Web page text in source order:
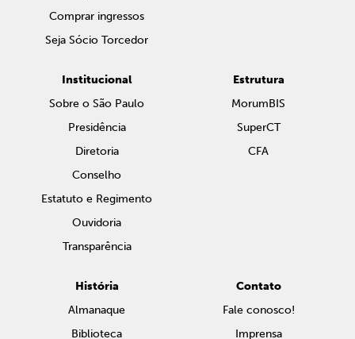
Comprar ingressos
Seja Sócio Torcedor
Institucional
Sobre o São Paulo
Presidência
Diretoria
Conselho
Estatuto e Regimento
Ouvidoria
Transparência
Estrutura
MorumBIS
SuperCT
CFA
História
Almanaque
Biblioteca
Contato
Fale conosco!
Imprensa